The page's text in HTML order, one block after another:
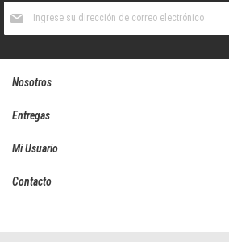
boletín
Nosotros
Entregas
Mi Usuario
Contacto